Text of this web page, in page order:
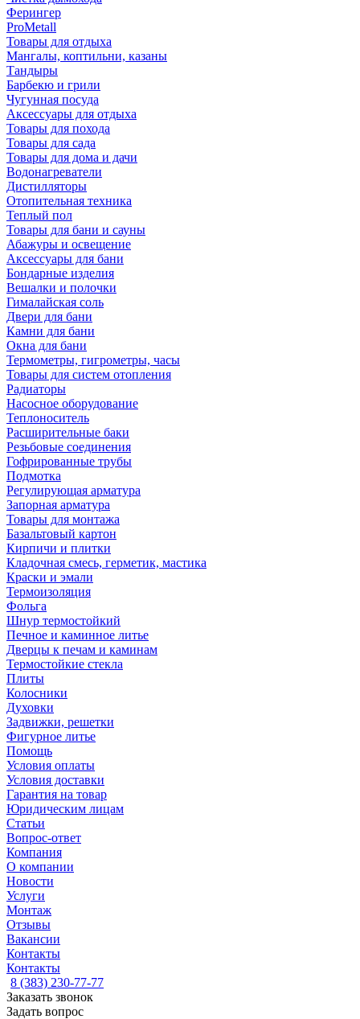
Ферингер
ProMetall
Товары для отдыха
Мангалы, коптильни, казаны
Тандыры
Барбекю и грили
Чугунная посуда
Аксессуары для отдыха
Товары для похода
Товары для сада
Товары для дома и дачи
Водонагреватели
Дистилляторы
Отопительная техника
Теплый пол
Товары для бани и сауны
Абажуры и освещение
Аксессуары для бани
Бондарные изделия
Вешалки и полочки
Гималайская соль
Двери для бани
Камни для бани
Окна для бани
Термометры, гигрометры, часы
Товары для систем отопления
Радиаторы
Насосное оборудование
Теплоноситель
Расширительные баки
Резьбовые соединения
Гофрированные трубы
Подмотка
Регулирующая арматура
Запорная арматура
Товары для монтажа
Базальтовый картон
Кирпичи и плитки
Кладочная смесь, герметик, мастика
Краски и эмали
Термоизоляция
Фольга
Шнур термостойкий
Печное и каминное литье
Дверцы к печам и каминам
Термостойкие стекла
Плиты
Колосники
Духовки
Задвижки, решетки
Фигурное литье
Помощь
Условия оплаты
Условия доставки
Гарантия на товар
Юридическим лицам
Статьи
Вопрос-ответ
Компания
О компании
Новости
Услуги
Монтаж
Отзывы
Вакансии
Контакты
Контакты
8 (383) 230-77-77
Заказать звонок
Задать вопрос